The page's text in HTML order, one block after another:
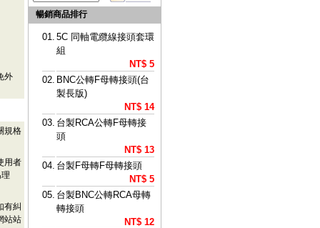
外
規格
用者
有糾
站站
暢銷商品排行
01. 5C 同軸電纜線接頭套環
組
NT$ 5
02. BNC公轉F母轉接頭(台
製長版)
NT$ 14
03. 台製RCA公轉F母轉接
頭
NT$ 13
04. 台製F母轉F母轉接頭
NT$ 5
05. 台製BNC公轉RCA母轉
轉接頭
NT$ 12